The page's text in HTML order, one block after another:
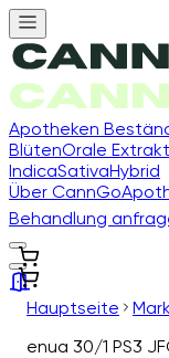
Apotheken
BlütenOrale
IndicaSativaHybrid
Über CannGo
Behandlung
Hauptseite
enua 30/1 PS3